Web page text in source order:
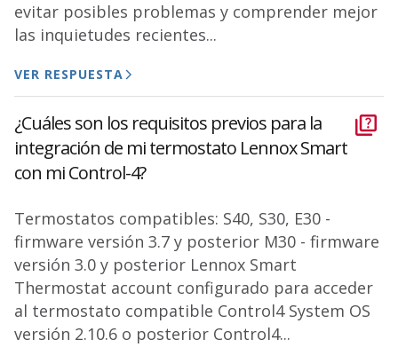
evitar posibles problemas y comprender mejor
las inquietudes recientes...
VER RESPUESTA
¿Cuáles son los requisitos previos para la
integración de mi termostato Lennox Smart
con mi Control-4?
Termostatos compatibles: S40, S30, E30 -
firmware versión 3.7 y posterior M30 - firmware
versión 3.0 y posterior Lennox Smart
Thermostat account configurado para acceder
al termostato compatible Control4 System OS
versión 2.10.6 o posterior Control4...